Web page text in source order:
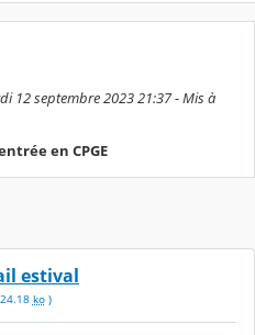
12 septembre 2023 21:37 - Mis à
en CPGE
estival
ko)